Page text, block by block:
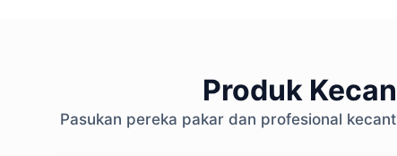
Produk
Pasukan pereka pakar dan profesional